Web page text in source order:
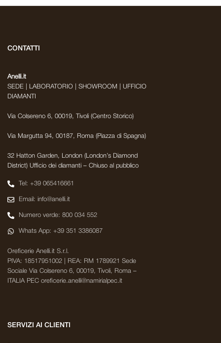
CONTATTI
Anelli.it
SEDE | LABORATORIO | SHOWROOM | UFFICIO
DIAMANTI
Via Colsereno 6, 00019, Tivoli (Centro Storico)
Via Margutta 94, 00187, Roma (Piazza di Spagna)
32 Hatton Garden, London (London’s Diamond
District) Ufficio dei diamanti – Chiuso al pubblico
Tel: +39 065416661
Email: info@anelli.it
Numero verde: 800 034 552
Whats App: +39 351 3386087
Oreficerie Anelli.it S.r.l.
PIVA: 18517951002 | REA: RM 1789921 Sede
Sociale Via Colsereno 6, 00019, Tivoli, Roma –
ITALIA PEC oreficerie.anelli@namirialpec.it
SERVIZI AI CLIENTI